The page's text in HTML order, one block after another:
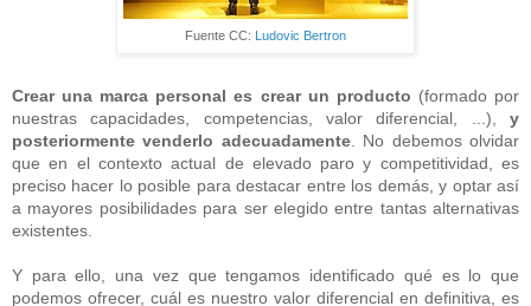
Fuente CC: Ludovic Bertron
Crear una marca personal es crear un producto (formado por
nuestras capacidades, competencias, valor diferencial, ...), y
posteriormente venderlo adecuadamente. No debemos olvidar
que en el contexto actual de elevado paro y competitividad, es
preciso hacer lo posible para destacar entre los demás, y optar así
a mayores posibilidades para ser elegido entre tantas alternativas
existentes.
Y para ello, una vez que tengamos identificado qué es lo que
podemos ofrecer, cuál es nuestro valor diferencial en definitiva, es